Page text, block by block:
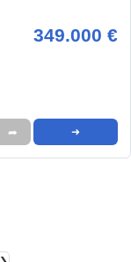
349.000 €
➦ ➜